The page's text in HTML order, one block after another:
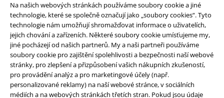
Na našich webových stránkách používáme soubory cookie a jiné
technologie, které se společně označují jako „soubory cookies“. Tyto
technologie nám umožňují shromažďovat informace o uživatelích,
jejich chování a zařízeních. Některé soubory cookie umísťujeme my,
jiné pocházejí od našich partnerů. My a naši partneři používáme
soubory cookie pro zajištění spolehlivosti a bezpečnosti naší webové
stránky, pro zlepšení a přizpůsobení vašich nákupních zkušeností,
pro provádění analýz a pro marketingové účely (např.
personalizované reklamy) na naší webové stránce, v sociálních
médiích a na webových stránkách třetích stran. Pokud jsou údaje
Právní informace
Podmínky
Prohlášení
Ochrana osobních údajů